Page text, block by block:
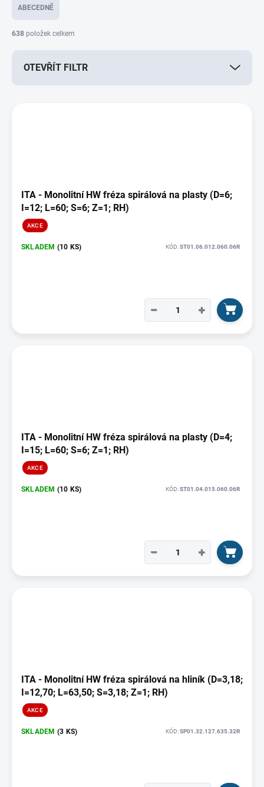
í
ABECEDNĚ
638 položek celkem
OTEVŘÍT FILTR
ITA - Monolitní HW fréza spirálová na plasty (D=6;
I=12; L=60; S=6; Z=1; RH)
AKCE
SKLADEM (10 KS) KÓD:ST01.06.012.060.06R
+
−
ITA - Monolitní HW fréza spirálová na plasty (D=4;
I=15; L=60; S=6; Z=1; RH)
AKCE
SKLADEM (10 KS) KÓD:ST01.04.015.060.06R
+
−
ITA - Monolitní HW fréza spirálová na hliník (D=3,18;
I=12,70; L=63,50; S=3,18; Z=1; RH)
AKCE
SKLADEM (3 KS) KÓD:SP01.32.127.635.32R